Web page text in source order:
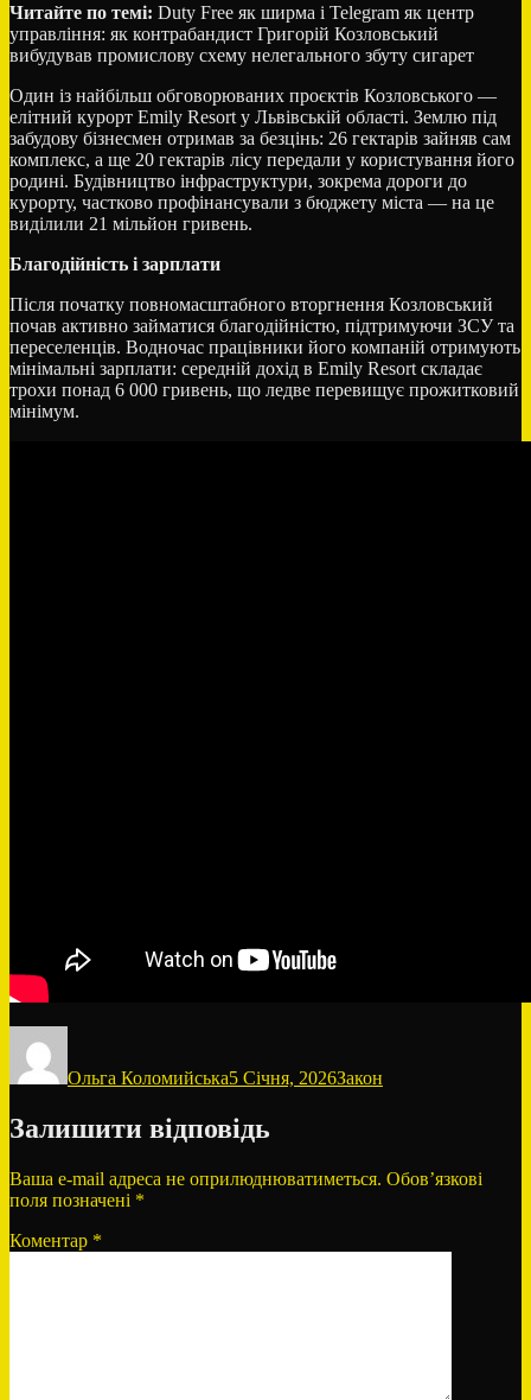
Читайте по темі: Duty Free як ширма і Telegram як центр
управління: як контрабандист Григорій Козловський
вибудував промислову схему нелегального збуту сигарет
Один із найбільш обговорюваних проєктів Козловського —
елітний курорт Emily Resort у Львівській області. Землю під
забудову бізнесмен отримав за безцінь: 26 гектарів зайняв сам
комплекс, а ще 20 гектарів лісу передали у користування його
родині. Будівництво інфраструктури, зокрема дороги до
курорту, частково профінансували з бюджету міста — на це
виділили 21 мільйон гривень.
Благодійність і зарплати
Після початку повномасштабного вторгнення Козловський
почав активно займатися благодійністю, підтримуючи ЗСУ та
переселенців. Водночас працівники його компаній отримують
мінімальні зарплати: середній дохід в Emily Resort складає
трохи понад 6 000 гривень, що ледве перевищує прожитковий
мінімум.
Ольга Коломийська5 Січня, 2026Закон
Залишити відповідь
Ваша e-mail адреса не оприлюднюватиметься. Обов’язкові
поля позначені *
Коментар *